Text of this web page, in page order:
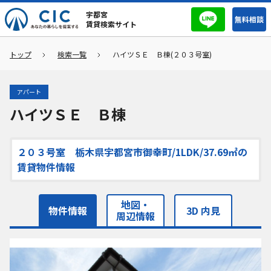
宇都宮
賃貸検索サイト
無料相談
トップ 検索一覧 ハイツＳＥ Ｂ棟(２０３号室)
アパート
ハイツＳＥ Ｂ棟
２０３号室 栃木県宇都宮市御幸町/1LDK/37.69㎡の
賃貸物件情報
物件情報 地図・
周辺情報 3D 内見